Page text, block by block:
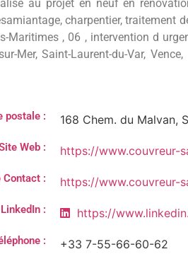
au projet en neuf en
charpentier, traitement
Maritimes , 06 , intervention d
Mer, Saint-Laurent-du-Var,
postale : 168 Chem. du Malvan,
Web : https://www.couvreur-
Contact : https://www.couvreur-
: https://
: +33 7-55-66-60-62